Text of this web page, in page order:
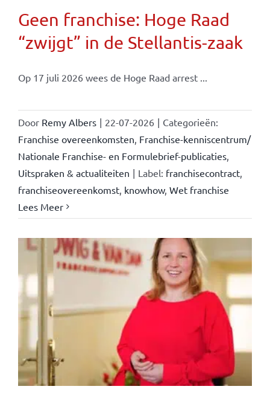
Geen franchise: Hoge Raad
“zwijgt” in de Stellantis-zaak
Op 17 juli 2026 wees de Hoge Raad arrest ...
Door Remy Albers | 22-07-2026 | Categorieën:
Franchise overeenkomsten Franchise-kenniscentrum/
Nationale Franchise- en Formulebrief-publicaties,
Uitspraken & actualiteiten | Label: franchisecontract,
franchiseovereenkomst, knowhow, Wet franchise
Lees Meer